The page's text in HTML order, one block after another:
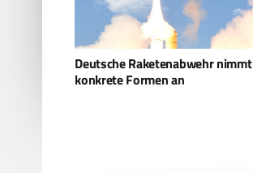
Iran: Zerstörer Sahand wieder im
Dienst der Marine